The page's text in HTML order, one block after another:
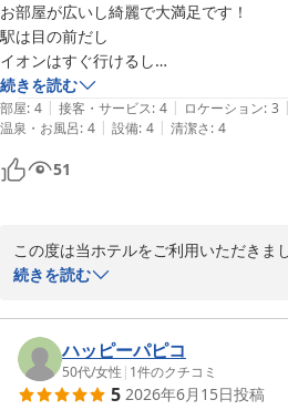
Ｊホテルりんくう
2026-07-19
お部屋が広いし綺麗で大満足です！
駅は目の前だし
イオンはすぐ行けるし
ホテルのレンタサイクルもあって大変便
続きを読む
部屋: 4 | 接客・サービス: 4 | ロケーション: 3 |
温泉・お風呂: 4 | 設備: 4 | 清潔さ: 4
51
この度は当ホテルをご利用いただきま
ました。また口コミへの投稿と評価を
朝食や立地など、ご滞在中は快適にお
え、大変嬉しく思います。
ぜひ次回のご利用をスタッフ一同心よ
続きを読む
ハッピーパピコ
50代/女性 | 1件のクチコミ
5 2026年6月15日投稿